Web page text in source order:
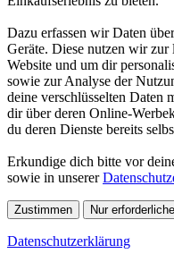
Dazu erfassen wir Daten
Geräte. Diese nutzen wir
Website und um dir
sowie zur Analyse der
deine verschlüsselten Daten
dir über deren Online-
du deren Dienste bereits
Erkundige dich bitte vor
sowie in unserer
Zustimmen Nur erforderliche
Datenschutzerklärung